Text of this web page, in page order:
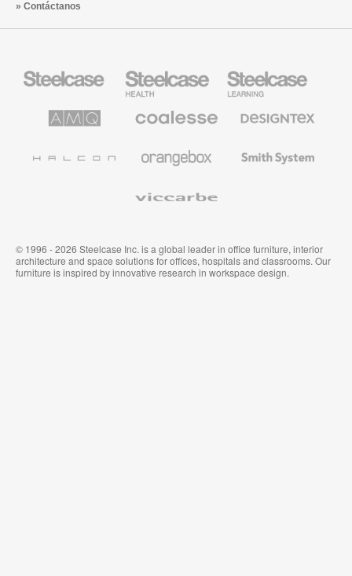
Contáctanos
Steelcase
para
sanidad
Steelcase
para
educación
Steelcase
Solutions
premium
System
© 1996 - 2026 Steelcase Inc. is a global leader in office furniture, interior
architecture and space solutions for offices, hospitals and classrooms. Our
furniture is inspired by innovative research in workspace design.